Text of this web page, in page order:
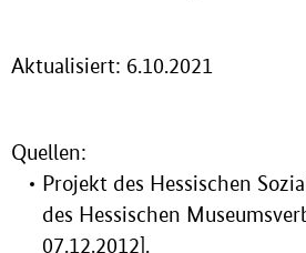
Aktualisiert: 6.10.2021
Quellen:
Projekt des Hessischen
des Hessischen
07.12.2012].